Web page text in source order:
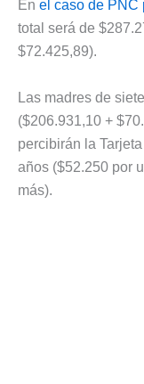
En el caso de PNC
total será de
$72.425,89).
Las madres de
($206.931,10 +
percibirán la
años ($52.250 por
más).